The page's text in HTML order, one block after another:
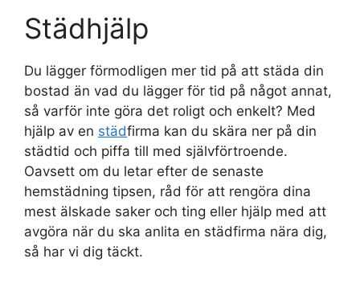
Städhjälp
Du lägger förmodligen mer tid på att städa din
bostad än vad du lägger för tid på något annat,
så varför inte göra det roligt och enkelt? Med
hjälp av en städfirma kan du skära ner på din
städtid och piffa till med självförtroende.
Oavsett om du letar efter de senaste
hemstädning tipsen, råd för att rengöra dina
mest älskade saker och ting eller hjälp med att
avgöra när du ska anlita en städfirma nära dig,
så har vi dig täckt.